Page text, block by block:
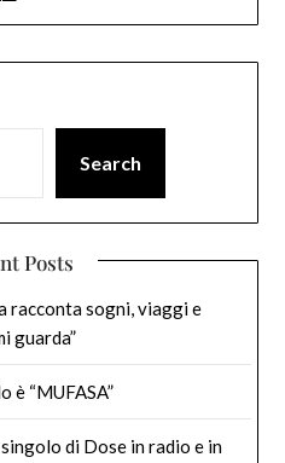
Search
Posts
racconta sogni, viaggi e
guarda”
è “MUFASA”
singolo di Dose in radio e in